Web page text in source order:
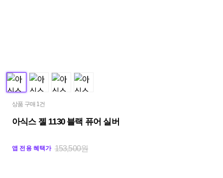
상품 구매 1건
아식스 젤 1130 블랙 퓨어 실버
앱 전용 혜택가 153,500원